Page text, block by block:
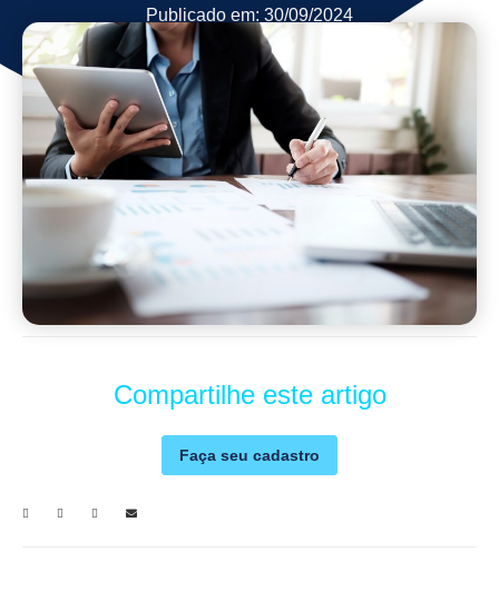
Publicado em: 30/09/2024
Compartilhe este artigo
Faça seu cadastro